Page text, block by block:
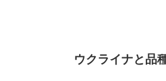
ウクライナと品